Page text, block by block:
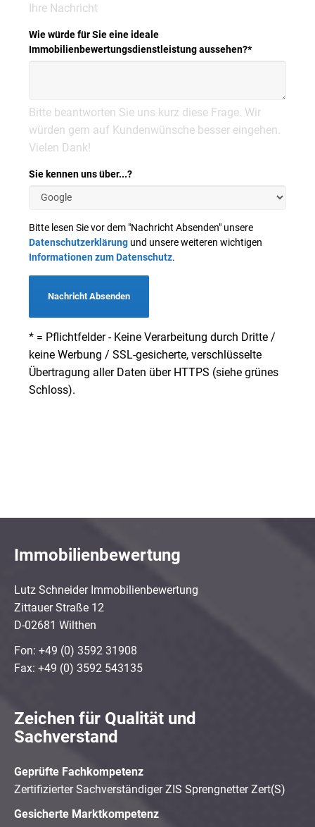
Ihre Nachricht
Wie würde für Sie eine ideale
Immobilienbewertungsdienstleistung aussehen?*
Bitte beantworten Sie uns kurz diese Frage. Wir
würden gern auf Kundenwünsche besser eingehen.
Vielen Dank!
Sie kennen uns über...?
Bitte lesen Sie vor dem "Nachricht Absenden" unsere
Datenschutzerklärung und unsere weiteren wichtigen
Informationen zum Datenschutz.
Nachricht Absenden
* = Pflichtfelder - Keine Verarbeitung durch Dritte /
keine Werbung / SSL-gesicherte, verschlüsselte
Übertragung aller Daten über HTTPS (siehe grünes
Schloss).
Immobilienbewertung
Lutz Schneider Immobilienbewertung
Zittauer Straße 12
D-02681 Wilthen
Fon: +49 (0) 3592 31908
Fax: +49 (0) 3592 543135
Zeichen für Qualität und
Sachverstand
Geprüfte Fachkompetenz
Zertifizierter Sachverständiger ZIS Sprengnetter Zert(S)
Gesicherte Marktkompetenz